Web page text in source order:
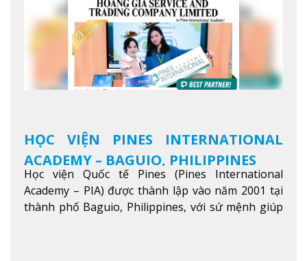
HỌC VIỆN PINES INTERNATIONAL
ACADEMY – BAGUIO, PHILIPPINES
Học viện Quốc tế Pines (Pines International
Academy – PIA) được thành lập vào năm 2001 tại
thành phố Baguio, Philippines, với sứ mệnh giúp